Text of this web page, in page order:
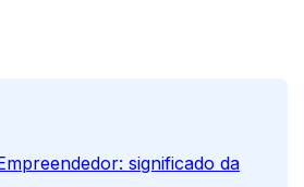
significado da